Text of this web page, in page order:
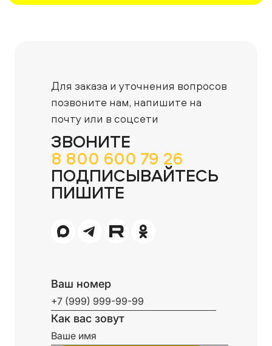
Для заказа и уточнения вопросов
позвоните нам, напишите на
почту или в соцсети
ЗВОНИТЕ
8 800 600 79 26
ПОДПИСЫВАЙТЕСЬ
ПИШИТЕ
Ваш номер
Как вас зовут